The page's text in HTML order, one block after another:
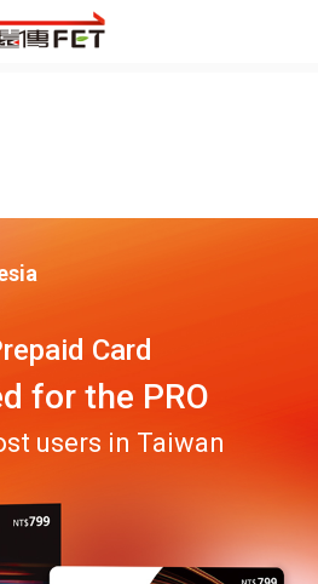
Card
for the PRO
users in Taiwan